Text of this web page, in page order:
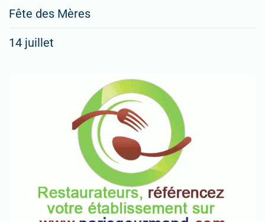
Fête des Mères
14 juillet